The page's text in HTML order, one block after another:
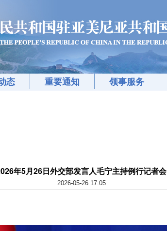
态 重要通知 领事服务
年5月26日外交部发言人毛宁主持例行记者会
2026-05-26 17:05